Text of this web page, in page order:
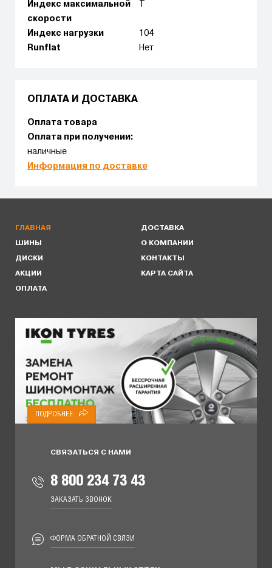
Индекс максимальной
скорости
Индекс нагрузки
104
Runflat
Нет
ОПЛАТА И ДОСТАВКА
Оплата товара
Оплата при получении:
наличные
Информация по доставке
ГЛАВНАЯ
ШИНЫ
ДИСКИ
АКЦИИ
ОПЛАТА
ДОСТАВКА
О КОМПАНИИ
КОНТАКТЫ
КАРТА САЙТА
ПОДРОБНЕЕ
СВЯЗАТЬСЯ С НАМИ
8 800 234 73 43
ЗАКАЗАТЬ ЗВОНОК
ФОРМА ОБРАТНОЙ СВЯЗИ